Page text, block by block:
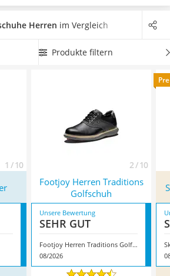
Beliebtheit. In unserer
Sie Herren-Golfschuhe mit und
verfügen, bestens an Ihrem
Überzeugt hat uns hier im August
mit seinen
Herren im Vergleich
Produkte filtern
1 / 10 2 / 10
Footjoy Herren Traditions
Golfschuh
Unsere Bewertung
SEHR GUT
Footjoy Herren Traditions Golfschuh
08/2026